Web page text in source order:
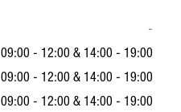
-
09:00 - 12:00 & 14:00 - 19:00
09:00 - 12:00 & 14:00 - 19:00
09:00 - 12:00 & 14:00 - 19:00